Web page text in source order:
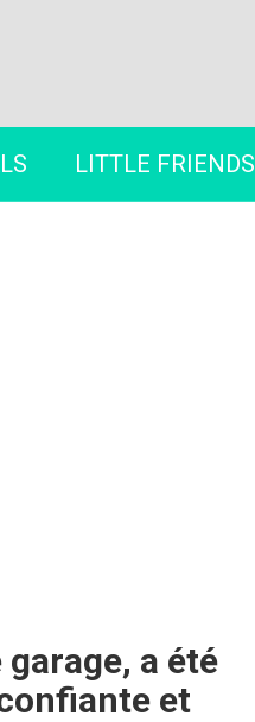
LITTLE FRIENDS
a été
et